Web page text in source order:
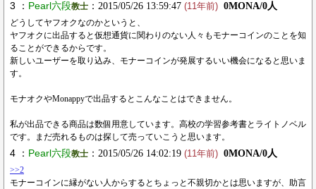
3 ： Pearl六段教士 ：2015/05/26 13:59:47 (11年前) 0MONA/0人
どうしてヤフオクなのかというと、
ヤフオクに出品すると仮想通貨に関わりのない人々もモナーコインのことを知
ることができるからです。
新しいユーザーを取り込み、モナーコインが発展するいい機会になると思いま
す。
モナオクやMonappyで出品するとこんなことはできません。
私が出品できる商品は数個用意しています。高校の学習参考書とライトノベル
です。まだ売れるものは探して売っていこうと思います。
4 ： Pearl六段教士 ：2015/05/26 14:02:19 (11年前) 0MONA/0人
>>2
モナーコインに縁がない人からするとちょっと不親切かとは思いますが、助言